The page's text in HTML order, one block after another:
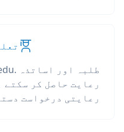
رعایت حاصل کر
رعایتی درخواست